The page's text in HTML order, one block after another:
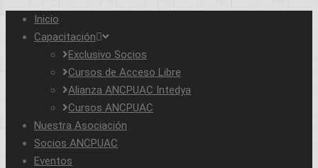
Inicio
Capacitación
Exclusivo Socios
Cursos de Acceso Libre
Alianza ANCPUAC Intedya
Cursos ANCPUAC
Nuestra Asociación
Socios ANCPUAC
Eventos